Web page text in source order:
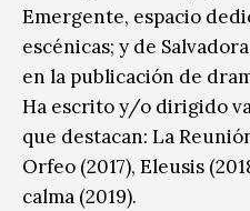
Emergente, espacio
escénicas; y de
en la publicación de
Ha escrito y/o dirigido
que destacan: La
Orfeo (2017), Eleusis
calma (2019).